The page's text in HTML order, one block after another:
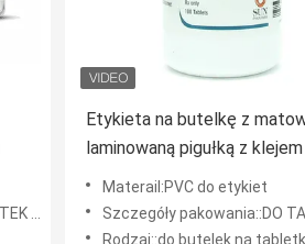
Etykieta na butelkę z
laminowaną pigułką z
Materail:PVC do etykiet
Szczegóły pakowania::DO TABLETEK DOUSTNYCH
Rodzaj::do butelek na